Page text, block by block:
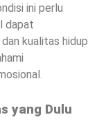
ini perlu
dapat
kualitas hidup
yang Dulu